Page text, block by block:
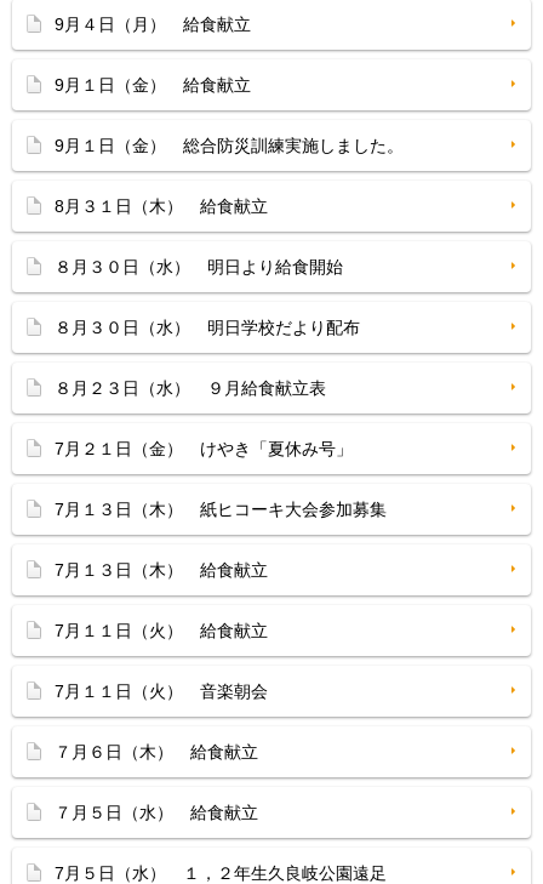
9月４日（月） 給食献立
9月１日（金） 給食献立
9月１日（金） 総合防災訓練実施しました。
8月３１日（木） 給食献立
８月３０日（水） 明日より給食開始
８月３０日（水） 明日学校だより配布
８月２３日（水） ９月給食献立表
7月２１日（金） けやき「夏休み号」
7月１３日（木） 紙ヒコーキ大会参加募集
7月１３日（木） 給食献立
7月１１日（火） 給食献立
7月１１日（火） 音楽朝会
７月６日（木） 給食献立
７月５日（水） 給食献立
7月５日（水） １，２年生久良岐公園遠足